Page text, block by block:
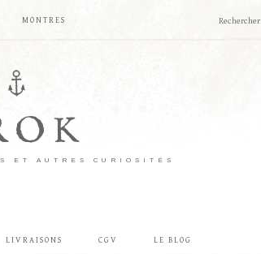
MONTRES
ET AUTRES CURIOSITÉS
LIVRAISONS CGV LE BLOG